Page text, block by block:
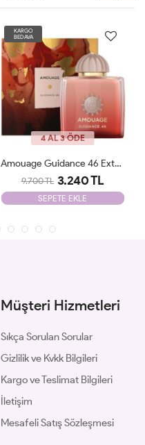
KARGO
BEDAVA
4 AL 3 ÖDE
Parfums De Marly Delina EDP 75 Ml JLT
8.700 TL 2.500 TL
SEPETE EKLE
Müşteri Hizmetleri
Sıkça Sorulan Sorular
Gizlilik ve Kvkk Bilgileri
Kargo ve Teslimat Bilgileri
İletişim
Mesafeli Satış Sözleşmesi